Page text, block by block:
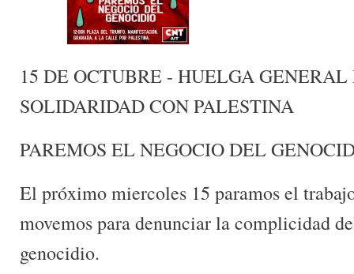
15 DE OCTUBRE - HUELGA GENERAL
SOLIDARIDAD CON PALESTINA
PAREMOS EL NEGOCIO DEL
El próximo miercoles 15 paramos el
movemos para denunciar la complicidad
genocidio.